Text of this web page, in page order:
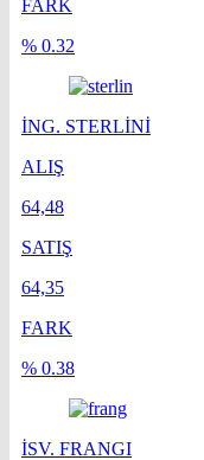
FARK
% 0.32
İNG. STERLİNİ
ALIŞ
64,48
SATIŞ
64,35
FARK
% 0.38
İSV. FRANGI